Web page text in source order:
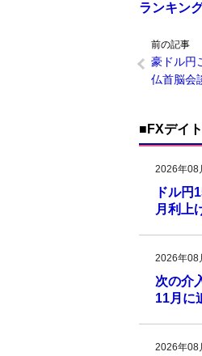
ランキング
前の記事
豪ドル円
仏首脳会
■FXデイ
2026年08
ドル
月利上
2026年08
次の介
11月に
2026年08